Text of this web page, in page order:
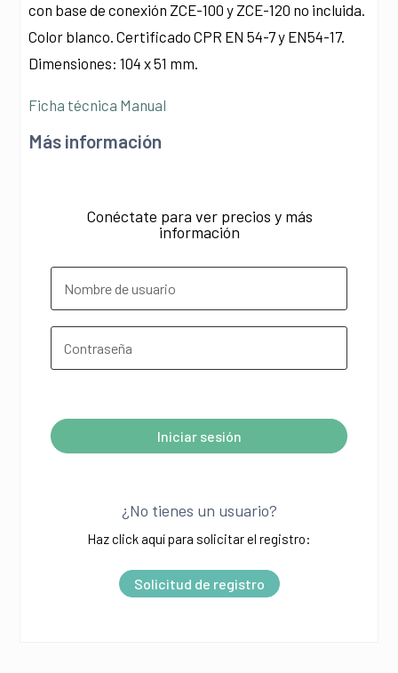
con base de conexión ZCE-100 y ZCE-120 no incluida.
Color blanco. Certificado CPR EN 54-7 y EN54-17.
Dimensiones: 104 x 51 mm.
Ficha técnica Manual
Más información
Conéctate para ver precios y más
información
Iniciar sesión
¿No tienes un usuario?
Haz click aquí para solicitar el registro:
Solicitud de registro